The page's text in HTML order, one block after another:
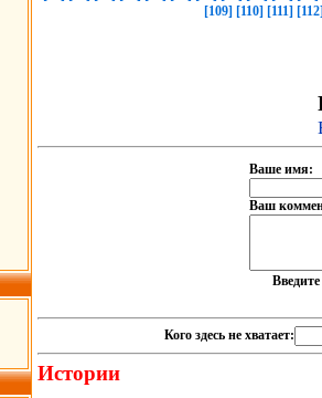
[109] [110] [111]
Ваше имя:
Ваш
Кого здесь не хватает:
Истории